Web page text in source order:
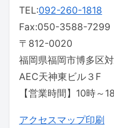
TEL:092-260-1818
Fax:050-3588-7299
〒812-0020
福岡県福岡市博多区
AEC天神東ビル３F
【営業時間】10時～
アクセスマップ印刷